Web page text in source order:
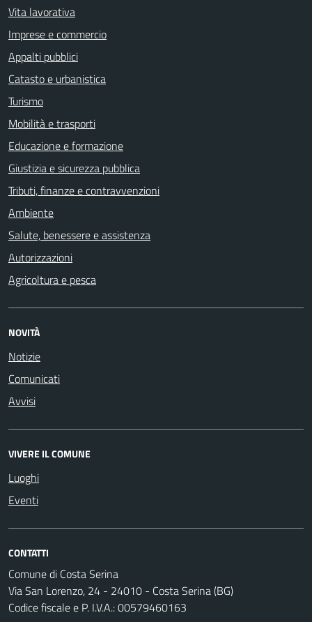
Vita lavorativa
Imprese e commercio
Appalti pubblici
Catasto e urbanistica
Turismo
Mobilità e trasporti
Educazione e formazione
Giustizia e sicurezza pubblica
Tributi, finanze e contravvenzioni
Ambiente
Salute, benessere e assistenza
Autorizzazioni
Agricoltura e pesca
NOVITÀ
Notizie
Comunicati
Avvisi
VIVERE IL COMUNE
Luoghi
Eventi
CONTATTI
Comune di Costa Serina
Via San Lorenzo, 24 - 24010 - Costa Serina (BG)
Codice fiscale e P. I.V.A.: 00579460163